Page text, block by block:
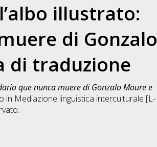
illustrato:
di Gonzalo
di traduzione
que nunca muere di Gonzalo Moure e
in Mediazione linguistica interculturale [L-